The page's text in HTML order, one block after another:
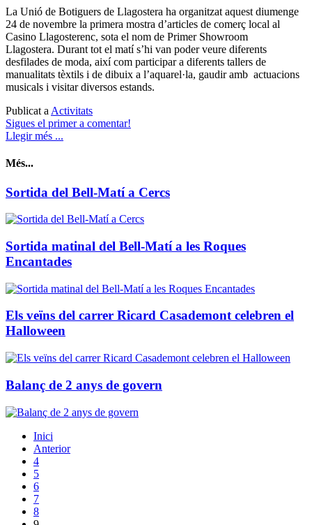
La Unió de Botiguers de Llagostera ha organitzat aquest diumenge
24 de novembre la primera mostra d’articles de comerç local al
Casino Llagosterenc, sota el nom de Primer Showroom
Llagostera. Durant tot el matí s’hi van poder veure diferents
desfilades de moda, així com participar a diferents tallers de
manualitats tèxtils i de dibuix a l’aquarel·la, gaudir amb actuacions
musicals i visitar diversos estands.
Publicat a Activitats
Sigues el primer a comentar!
Llegir més ...
Més...
Sortida del Bell-Matí a Cercs
Sortida matinal del Bell-Matí a les Roques
Encantades
Els veïns del carrer Ricard Casademont celebren el
Halloween
Balanç de 2 anys de govern
Inici
Anterior
4
5
6
7
8